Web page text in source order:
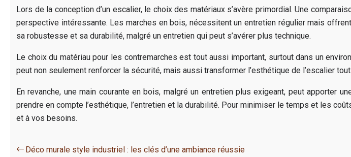
Lors de la conception d’un escalier, le choix des matériaux s’avère primordial. Une
perspective intéressante. Les marches en bois, nécessitent un entretien régulier mais
sa robustesse et sa durabilité, malgré un entretien qui peut s’avérer plus technique.
Le choix du matériau pour les contremarches est tout aussi important, surtout dans un
peut non seulement renforcer la sécurité, mais aussi transformer l’esthétique de l’escalier
En revanche, une main courante en bois, malgré un entretien plus exigeant, peut apporter
prendre en compte l’esthétique, l’entretien et la durabilité. Pour minimiser le temps et les
et à vos besoins.
Déco murale style industriel : les clés d’une ambiance réussie